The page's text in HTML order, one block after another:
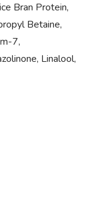
Bran Protein,
Betaine,
7,
Linalool,